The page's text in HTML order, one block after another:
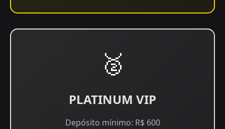
🥈
PLATINUM VIP
Depósito mínimo: R$ 600